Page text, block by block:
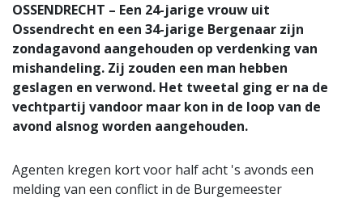
OSSENDRECHT – Een 24-jarige vrouw uit
Ossendrecht en een 34-jarige Bergenaar zijn
zondagavond aangehouden op verdenking van
mishandeling. Zij zouden een man hebben
geslagen en verwond. Het tweetal ging er na de
vechtpartij vandoor maar kon in de loop van de
avond alsnog worden aangehouden.
Agenten kregen kort voor half acht 's avonds een
melding van een conflict in de Burgemeester